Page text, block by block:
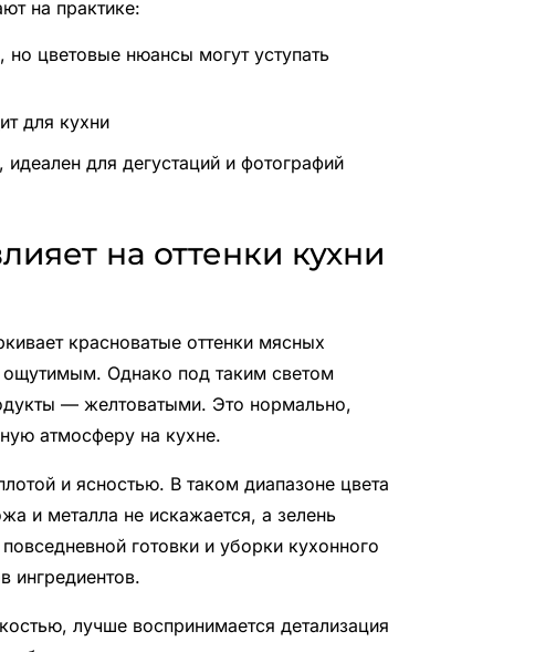
на практике:
цветовые нюансы могут уступать
для кухни
для дегустаций и фотографий
на оттенки кухни
красноватые оттенки мясных
ощутимым. Однако под таким светом
— желтоватыми. Это нормально,
атмосферу на кухне.
и ясностью. В таком диапазоне цвета
и металла не искажается, а зелень
готовки и уборки кухонного
ингредиентов.
лучше воспринимается детализация